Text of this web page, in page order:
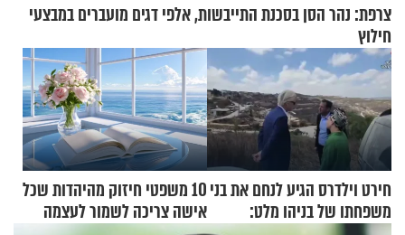
צרפת: נהר הסן בסכנת התייבשות, אלפי דגים מועברים במבצעי
חילוץ
חירט וילדרס הגיע לנחם את בני
משפחתו של בניהו מלט:
10 משפטי חיזוק מהיהדות שכל
אישה צריכה לשמור לעצמה